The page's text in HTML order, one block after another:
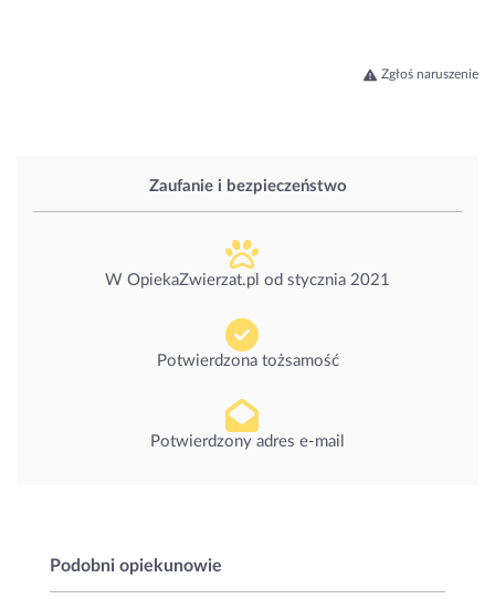
Zaufanie i bezpieczeństwo
W OpiekaZwierzat.pl od stycznia 2021
Potwierdzona tożsamość
Potwierdzony adres e-mail
Podobni opiekunowie
Zgłoś naruszenie